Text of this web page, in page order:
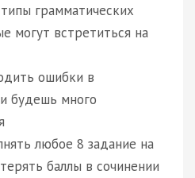
грамматических
могут встретиться на
ошибки в
будешь много
любое 8 задание на
баллы в сочинении